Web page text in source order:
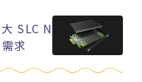
SLC N
求